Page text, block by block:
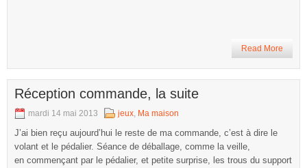
Read More
Réception commande, la suite
mardi 14 mai 2013 jeux, Ma maison
J’ai bien reçu aujourd’hui le reste de ma commande, c’est à dire le
volant et le pédalier. Séance de déballage, comme la veille,
en commençant par le pédalier, et petite surprise, les trous du support